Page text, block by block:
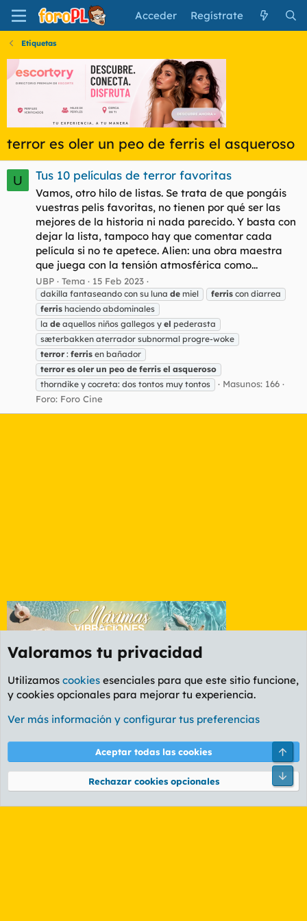
Acceder Regístrate
Etiquetas
terror es oler un peo de ferris el asqueroso
U Tus 10 películas de terror favoritas
Vamos, otro hilo de listas. Se trata de que pongáis
vuestras pelis favoritas, no tienen por qué ser las
mejores de la historia ni nada parecido. Y basta con
dejar la lista, tampoco hay que comentar cada
película si no te apetece. Alien: una obra maestra
que juega con la tensión atmosférica como...
UBP Tema 15 Feb 2023
dakilla fantaseando con su luna de miel ferris con diarrea
ferris haciendo abdominales
la de aquellos niños gallegos y el pederasta
sæterbakken aterrador subnormal progre-woke
terror : ferris en bañador
terror es oler un peo de ferris el asqueroso
thorndike y cocreta: dos tontos muy tontos
Masunos: 166
Foro: Foro Cine
Etiquetas
Cookies
PL OLDSTYLE AMARILLO
Términos y reglas Política de privacidad Ayuda
Community platform by XenForo® © 2010-2026 XenForo Ltd.
Valoramos tu privacidad
Utilizamos cookies esenciales para que este sitio funcione,
y cookies opcionales para mejorar tu experiencia.
Ver más información y configurar tus preferencias
Aceptar todas las cookies
Rechazar cookies opcionales
Pie